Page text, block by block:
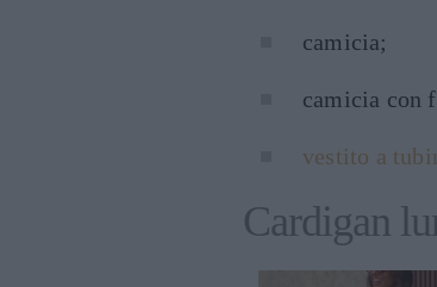
camicia;
camicia con
vestito a
Cardigan